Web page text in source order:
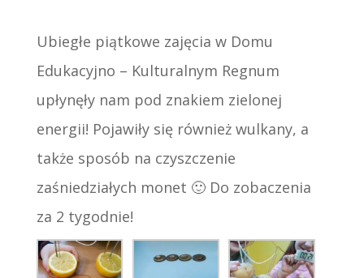
Ubiegłe piątkowe zajęcia w Domu
Edukacyjno – Kulturalnym Regnum
upłynęły nam pod znakiem zielonej
energii! Pojawiły się również wulkany, a
także sposób na czyszczenie
zaśniedziałych monet 🙂 Do zobaczenia
za 2 tygodnie!